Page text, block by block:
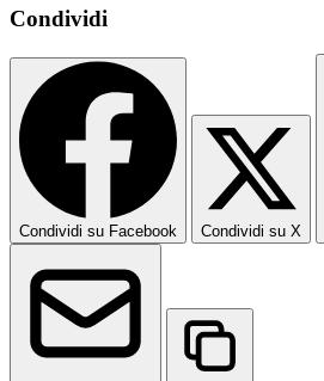
Condividi
Condividi su Facebook Condividi su X